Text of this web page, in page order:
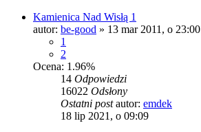
Kamienica Nad Wisłą 1
autor: be-good » 13 mar 2011, o 23:00
1
2
Ocena: 1.96%
14 Odpowiedzi
16022 Odsłony
Ostatni postautor: emdek
18 lip 2021, o 09:09